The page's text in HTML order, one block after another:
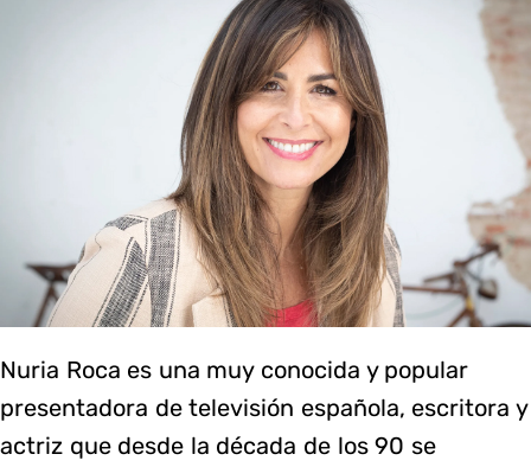
Nuria Roca es una muy conocida y popular
presentadora de televisión española, escritora y
actriz que desde la década de los 90 se